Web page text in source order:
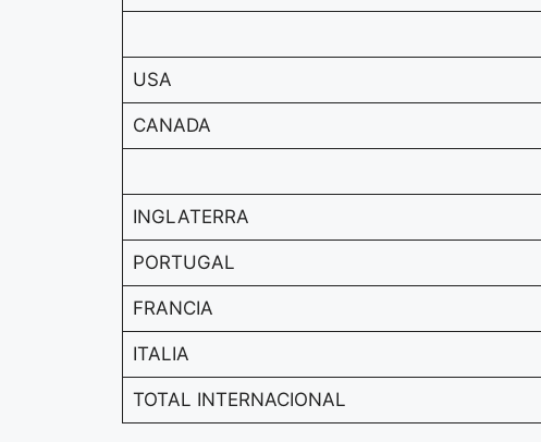
USA
CANADA
INGLATERRA
PORTUGAL
FRANCIA
ITALIA
TOTAL INTERNACIONAL